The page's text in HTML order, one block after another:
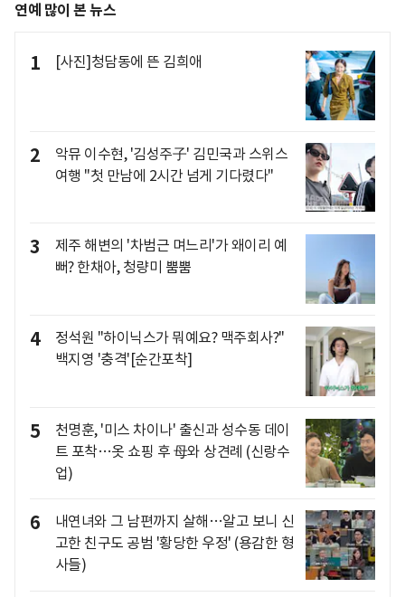
연예 많이 본 뉴스
1 [사진]청담동에 뜬 김희애
2
악뮤 이수현, '김성주子' 김민국과 스위스
여행 "첫 만남에 2시간 넘게 기다렸다"
3
제주 해변의 '차범근 며느리'가 왜이리 예
뻐? 한채아, 청량미 뿜뿜
4
정석원 "하이닉스가 뭐예요? 맥주회사?"
백지영 '충격'[순간포착]
5
천명훈, '미스 차이나' 출신과 성수동 데이
트 포착…옷 쇼핑 후 母와 상견례 (신랑수
업)
6
내연녀와 그 남편까지 살해…알고 보니 신
고한 친구도 공범 '황당한 우정' (용감한 형
사들)